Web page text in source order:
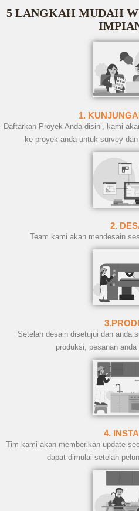
5 LANGKAH MUDAH
1.
Daftarkan Proyek Anda disini, kami
ke proyek anda untuk survey
2.
Team kami akan mendesain
Setelah desain disetujui dan anda
produksi, pesanan
4.
Tim kami akan memberikan update
dapat dimulai setelah